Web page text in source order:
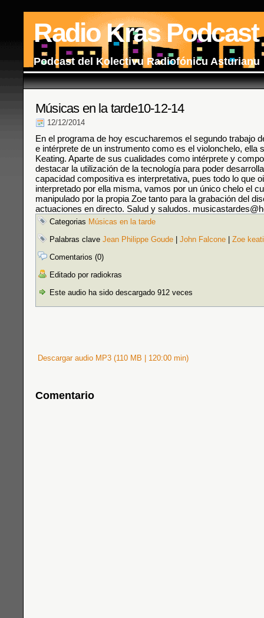
Radio Kras Podcast
Podcast del Kolectivu Radiofónicu Asturianu
Músicas en la tarde10-12-14
12/12/2014
En el programa de hoy escucharemos el segundo trabajo
e intérprete de un instrumento como es el violonchelo, ella
Keating. Aparte de sus cualidades como intérprete y
destacar la utilización de la tecnología para poder
capacidad compositiva es interpretativa, pues todo lo que
interpretado por ella misma, vamos por un único chelo el
manipulado por la propia Zoe tanto para la grabación del
actuaciones en directo. Salud y saludos.
Categorias Músicas en la tarde
Palabras clave Jean Philippe Goude John Falcone
Zoe
Comentarios (0)
Editado por radiokras
Este audio ha sido descargado 912 veces
Descargar audio MP3 (110 MB | 120:00 min)
Comentario